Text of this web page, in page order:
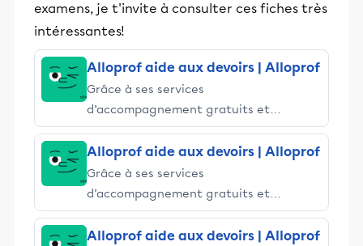
examens, je t'invite à consulter ces fiches très
intéressantes!
Alloprof aide aux devoirs | Alloprof
Grâce à ses services
d’accompagnement gratuits et
stimulants, Alloprof engage les élèves
et leurs parents dans la réussite
éducative.
Alloprof aide aux devoirs | Alloprof
Grâce à ses services
d’accompagnement gratuits et
stimulants, Alloprof engage les élèves
et leurs parents dans la réussite
Alloprof aide aux devoirs | Alloprof